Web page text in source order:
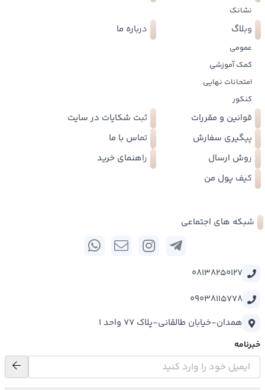
نشانک
وبلاگ
عمومی
کمک آموزشی
امتحانات نهایی
کنکور
درباره ما
قوانین و مقررات
ثبت شکایات در سایت
پیگیری سفارش
تماس با ما
روش ارسال
راهنمای خرید
کیف پول من
شبکه های اجتماعی
08138250127
09038115778
همدان-خیابان طالقانی-پلاک 77 واحد 1
خبرنامه